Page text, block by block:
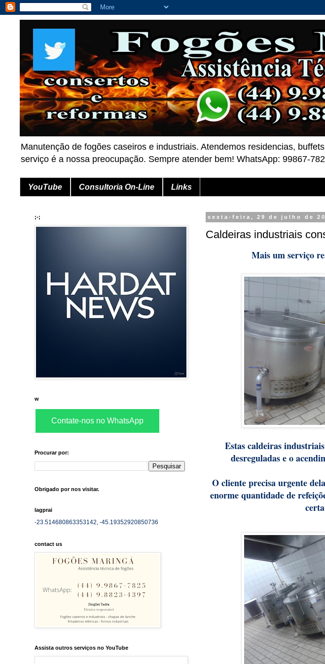
Manutenção de fogões caseiros e industriais. Atendemos residencias,
serviço é a nossa preocupação. Sempre atender bem! WhatsApp: 99867-
YouTube Consultoria On-Line Links
sexta-feira, 29 de julho de
Caldeiras industriais
Mais um serviço
Estas caldeiras
desreguladas e o
O cliente precisa urgente
enorme quantidade de
;-;
w
Contate-nos no WhatsApp
Procurar por:
Obrigado por nos visitar.
lagprai
-23.514680863353142, -45.19352920850736
contact us
Assista outros serviços no YouTube